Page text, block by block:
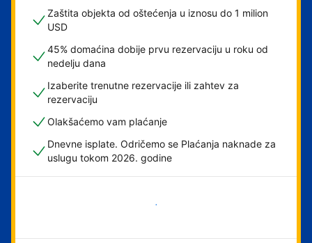
Zaštita objekta od oštećenja u iznosu do 1 milion
USD
45% domaćina dobije prvu rezervaciju u roku od
nedelju dana
Izaberite trenutne rezervacije ili zahtev za
rezervaciju
Olakšaćemo vam plaćanje
Dnevne isplate. Odričemo se Plaćanja naknade za
uslugu tokom 2026. godine
Počnite odmah